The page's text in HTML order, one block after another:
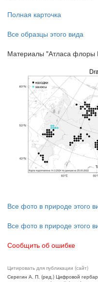
Полная карточка
Все образцы этого вида
Материалы "Атласа флоры
Все фото в природе этого
Все фото в природе этого
Сообщить об ошибке
Цитировать для публикации (сайт)
Серегин А. П. (ред.) Цифровой